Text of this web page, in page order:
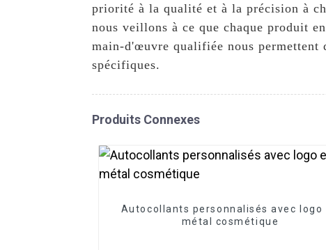
priorité à la qualité et à la précision à
nous veillons à ce que chaque produit
main-d'œuvre qualifiée nous permettent
spécifiques.
Produits Connexes
Autocollants personnalisés avec logo
métal cosmétique